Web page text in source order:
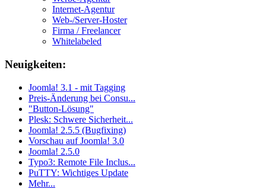
Internet-Agentur
Web-/Server-Hoster
Firma / Freelancer
Whitelabeled
Neuigkeiten:
Joomla! 3.1 - mit Tagging
Preis-Änderung bei Consu...
"Button-Lösung"
Plesk: Schwere Sicherheit...
Joomla! 2.5.5 (Bugfixing)
Vorschau auf Joomla! 3.0
Joomla! 2.5.0
Typo3: Remote File Inclus...
PuTTY: Wichtiges Update
Mehr...